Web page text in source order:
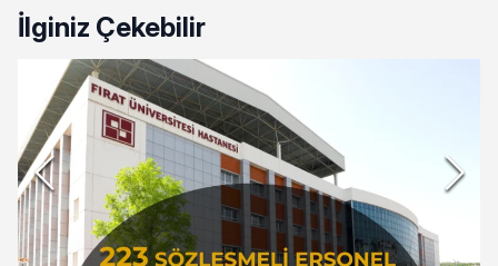
İlginiz Çekebilir